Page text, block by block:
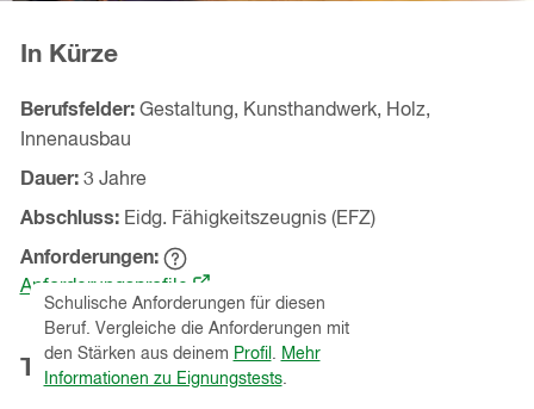
In Kürze
Berufsfelder Gestaltung, Kunsthandwerk, Holz,
Innenausbau
Dauer 3 Jahre
Abschluss
Eidg. Fähigkeitszeugnis (EFZ)
Anforderungen
Hinweistext
einblenden
Schulische Anforderungen für diesen
Beruf. Vergleiche die Anforderungen mit
den Stärken aus deinem Profil . Mehr
Informationen zu Eignungstests.
Anforderungsprofile (öffnet
in
einem
neuen
Tätigkeiten